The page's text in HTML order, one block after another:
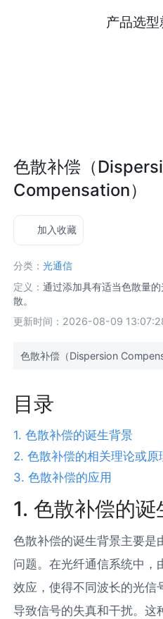
产品选
色散补偿（
Compensation）
加入收藏
分类：光通信
定义：通过添加具有适当色散量
散。
更新时间：2026-08-09
色散补偿（Dispersion
目录
1. 色散补偿的诞生背景
2. 色散补偿的相关理论或原
3. 色散补偿的应用
1. 色散补偿的诞
色散补偿的诞生背景主要是
问题。在光纤通信系统中，
效应，使得不同波长的光信
导致信号的失真和干扰。这